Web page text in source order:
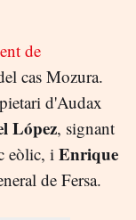
de
cas Mozura.
d'Audax
López, signant
eòlic, i Enrique
de Fersa.